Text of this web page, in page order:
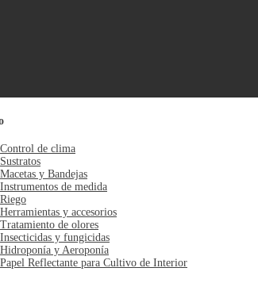
Control de clima
Sustratos
Macetas y Bandejas
Instrumentos de medida
Riego
Herramientas y accesorios
Tratamiento de olores
Insecticidas y fungicidas
Hidroponía y Aeroponía
Papel Reflectante para Cultivo de Interior